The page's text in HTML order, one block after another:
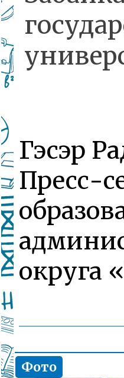
Гэсэр
Пресс-
округа
Фото